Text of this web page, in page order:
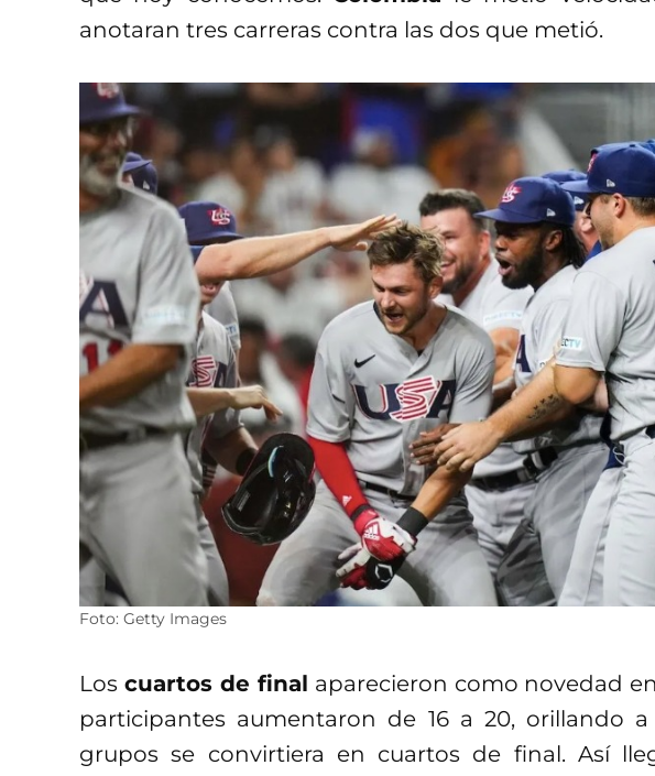
anotaran tres carreras contra las dos que metió.
Foto: Getty Images
Los cuartos de final aparecieron como novedad
participantes aumentaron de 16 a 20, orillando
grupos se convirtiera en cuartos de final. Así